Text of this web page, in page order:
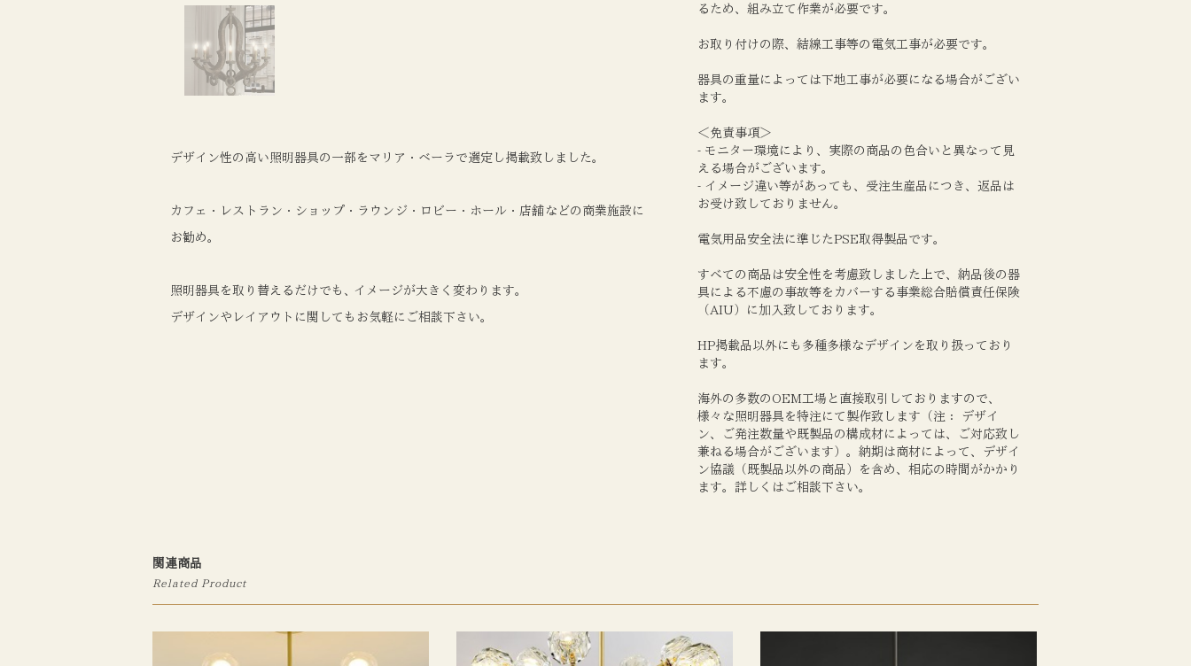
デザイン性の高い照明器具の一部をマリア・ベーラで選定し掲載致しました。
カフェ・レストラン・ショップ・ラウンジ・ロビー・ホール・店舗などの商業施設に
お勧め。
照明器具を取り替えるだけでも 、 イメージが大きく変わります。
デザインやレイアウトに関してもお気軽にご相談下さい。
るため、組み立て作業が必要です。
お取り付けの際、結線工事等の電気工事が必要です。
器具の重量によっては下地工事が必要になる場合がござい
ます。
＜免責事項＞
- モニター環境により、実際の商品の色合いと異なって見
える場合がございます。
- イメージ違い等があっても、受注生産品につき、返品は
お受け致しておりません。
電気用品安全法に準じたPSE取得製品です。
すべての商品は安全性を考慮致しました上で、納品後の器
具による不慮の事故等をカバーする事業総合賠償責任保険
（AIU）に加入致しております。
HP掲載品以外にも多種多様なデザインを取り扱っており
ます。
海外の多数のOEM工場と直接取引しておりますので、
様々な照明器具を特注にて製作致します（注： デザイ
ン、ご発注数量や既製品の構成材によっては、ご対応致し
兼ねる場合がございます）。納期は商材によって、デザイ
ン協議（既製品以外の商品）を含め、相応の時間がかかり
ます。詳しくはご相談下さい。
関連商品
Related Product